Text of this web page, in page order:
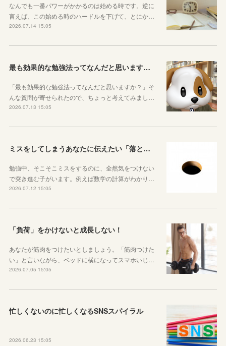
なんでも一番パワーがかかるのは始める時です。逆に
言えば、この始める時のハードルを下げて、とにか…
2026.07.14 15:05
最も効果的な勉強法ってなんだと思いますか？
「最も効果的な勉強法ってなんだと思いますか？」そ
んな質問が寄せられたので、ちょっと考えてみまし…
2026.07.13 15:05
ミスをしてしまうあなたに伝えたい「落とし穴がある道は早歩きしない」ということ
勉強中、そこそこミスをするのに、全然気をつけない
で突き進む子がいます。例えば数学の計算がわかり…
2026.07.12 15:05
「負荷」をかけないと成長しない！
あなたが筋肉をつけたいとしましょう。「筋肉つけた
い」と言いながら、ベッドに横になってスマホいじ…
2026.07.05 15:05
忙しくないのに忙しくなるSNSスパイラル
2026.06.23 15:05